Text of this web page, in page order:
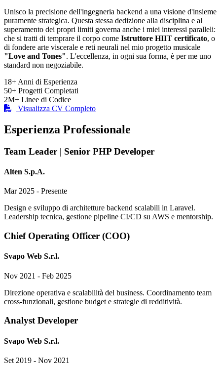
Unisco la precisione dell'ingegneria backend a una visione d'insieme
puramente strategica. Questa stessa dedizione alla disciplina e al
superamento dei propri limiti governa anche i miei interessi paralleli:
che si tratti di temprare il corpo come Istruttore HIIT certificato, o
di fondere arte viscerale e reti neurali nel mio progetto musicale
"Love and Tones". L'eccellenza, in ogni sua forma, è per me uno
standard non negoziabile.
18+ Anni di Esperienza
50+ Progetti Completati
2M+ Linee di Codice
Visualizza CV Completo
Esperienza Professionale
Team Leader | Senior PHP Developer
Alten S.p.A.
Mar 2025 - Presente
Design e sviluppo di architetture backend scalabili in Laravel.
Leadership tecnica, gestione pipeline CI/CD su AWS e mentorship.
Chief Operating Officer (COO)
Svapo Web S.r.l.
Nov 2021 - Feb 2025
Direzione operativa e scalabilità del business. Coordinamento team
cross-funzionali, gestione budget e strategie di redditività.
Analyst Developer
Svapo Web S.r.l.
Set 2019 - Nov 2021